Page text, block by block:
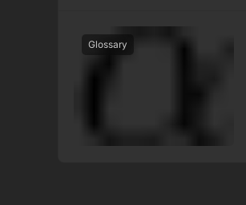
Glossary